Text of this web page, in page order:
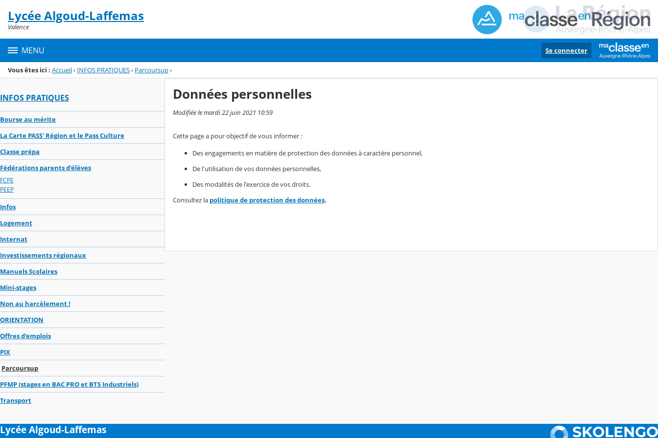
Menu de la rubrique
Contenu
Lycée Algoud-Laffemas
Valence
MENU Se connecter
Vous êtes ici : Accueil› INFOS PRATIQUES› Parcoursup›
INFOS PRATIQUES
Bourse au mérite
La Carte PASS' Région et le Pass Culture
Classe prépa
Fédérations parents d'élèves
FCPE
PEEP
Infos
Logement
Internat
Investissements régionaux
Manuels Scolaires
Mini-stages
Non au harcèlement !
ORIENTATION
Offres d'emplois
PIX
Parcoursup
PFMP (stages en BAC PRO et BTS Industriels)
Transport
Données personnelles
Modifiée le mardi 22 juin 2021 10:59
Cette page a pour objectif de vous informer :
Des engagements en matière de protection des données à caractère personnel,
De l'utilisation de vos données personnelles,
Des modalités de l'exercice de vos droits.
Consultez la politique de protection des données.
Lycée Algoud-Laffemas